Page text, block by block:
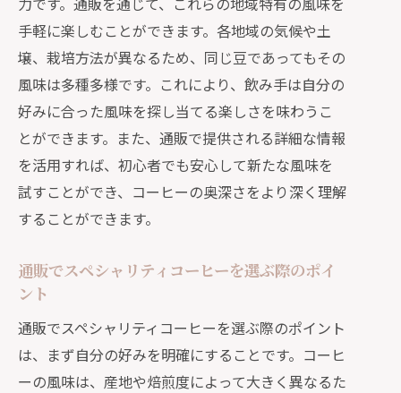
ー
季節限定コーヒーで楽しむ四季の味わ
い
限定豆を通販で手に入れるコツ
季節ごとに変わるコーヒーのおすすめ
通販で味わう季節の変化を楽しむコー
ヒー
体験する
法
ライフスタイルに合わせた通販コーヒ
ーの選び方
手軽に楽しむことができます。各地域の気候や土
壌、栽培方法が異なるため、同じ豆であってもその
風味は多種多様です。これにより、飲み手は自分の
好みに合った風味を探し当てる楽しさを味わうこ
とができます。また、通販で提供される詳細な情報
を活用すれば、初心者でも安心して新たな風味を
試すことができ、コーヒーの奥深さをより深く理解
することができます。
通販でスペシャリティコーヒーを選ぶ際のポイ
ント
通販でスペシャリティコーヒーを選ぶ際のポイント
は、まず自分の好みを明確にすることです。コーヒ
ーの風味は、産地や焙煎度によって大きく異なるた